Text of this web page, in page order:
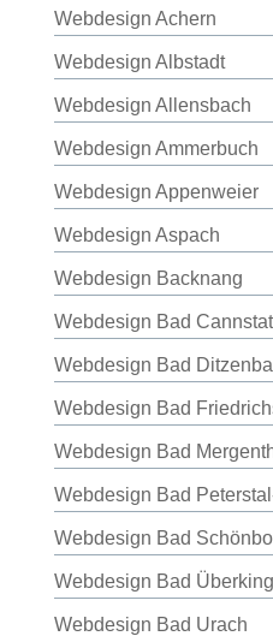
Webdesign Achern
Webdesign Albstadt
Webdesign Allensbach
Webdesign Ammerbuch
Webdesign Appenweier
Webdesign Aspach
Webdesign Backnang
Webdesign Bad
Webdesign Bad
Webdesign Bad
Webdesign Bad
Webdesign Bad
Webdesign Bad
Webdesign Bad
Webdesign Bad Urach